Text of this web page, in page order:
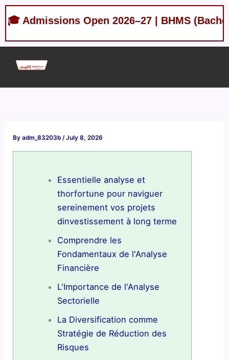
Skip
Open 2026–27 | BHMS (Bachelor of
Byadm_83203b/July 8, 2026
Essentielle analyse et
thorfortune pour naviguer
sereinement vos projets
dinvestissement à long terme
Comprendre les
Fondamentaux de l'Analyse
Financière
L'Importance de l'Analyse
Sectorielle
La Diversification comme
Stratégie de Réduction des
Risques